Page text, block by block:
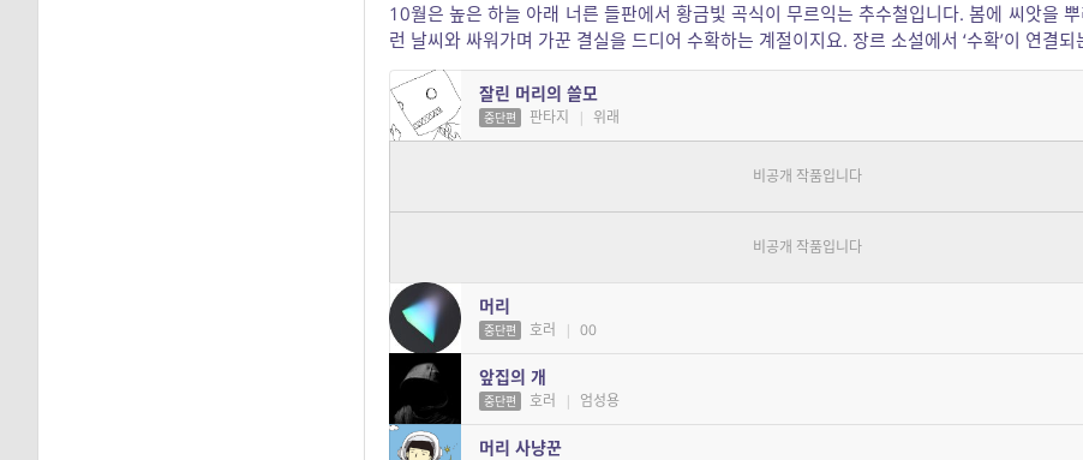
10월은 높은 하늘 아래 너른 들판에서 황금빛 곡식이 무르익는 추수철입니다. 봄에 씨앗을
런 날씨와 싸워가며 가꾼 결실을 드디어 수확하는 계절이지요. 장르 소설에서 ‘수확’이 연결되
민해 봤어요. 소년 만화처럼 주인공이 점차 성장해서 목표를 쟁취하는 스토리? 글 초반에
회수하는 것? 호러 소설의 비...
잘린 머리의 쓸모
중단편 판타지 | 위래
머리
중단편 호러 | 00
앞집의 개
중단편 호러 | 엄성용
머리 사냥꾼